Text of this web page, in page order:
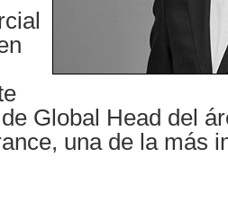
Global Head del
una de la más